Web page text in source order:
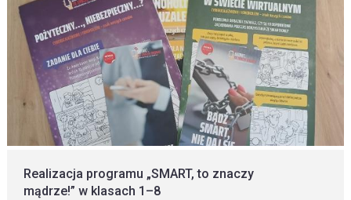
Realizacja programu „SMART, to znaczy
mądrze!” w klasach 1–8